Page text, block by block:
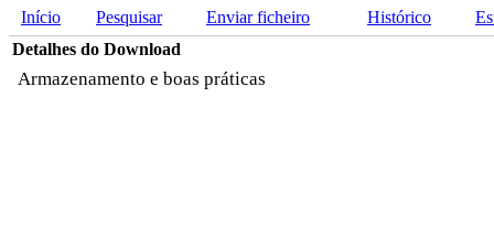
Início Pesquisar Enviar ficheiro Histórico
Detalhes do Download
Armazenamento e boas práticas